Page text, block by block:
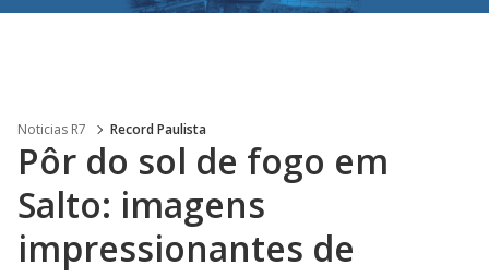
Noticias R7 Record Paulista
Pôr do sol de fogo em
Salto: imagens
impressionantes de